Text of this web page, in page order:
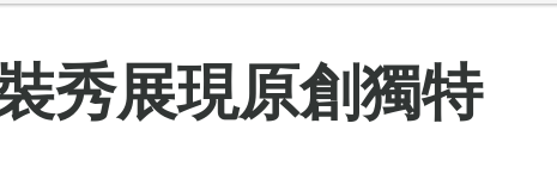
秀展現原創獨特